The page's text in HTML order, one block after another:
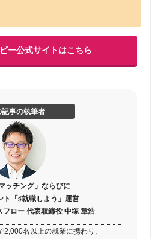
ー公式サイトはこちら
記事の執筆者
ッチング」ならびに
ト「♯就職しよう」運営
フロー 代表取締役 中塚 章浩
名以上の就業に携わり、